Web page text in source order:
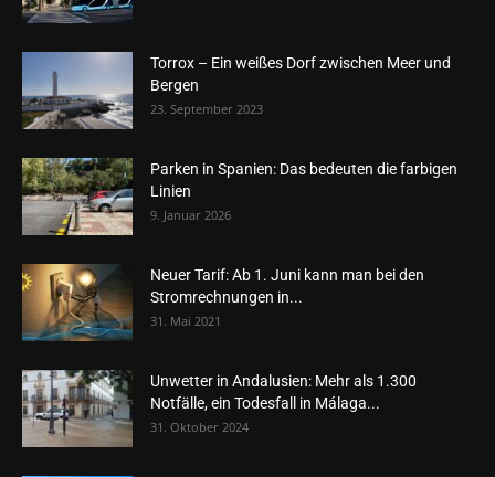
Torrox – Ein weißes Dorf zwischen Meer und
Bergen
23. September 2023
Parken in Spanien: Das bedeuten die farbigen
Linien
9. Januar 2026
Neuer Tarif: Ab 1. Juni kann man bei den
Stromrechnungen in...
31. Mai 2021
Unwetter in Andalusien: Mehr als 1.300
Notfälle, ein Todesfall in Málaga...
31. Oktober 2024